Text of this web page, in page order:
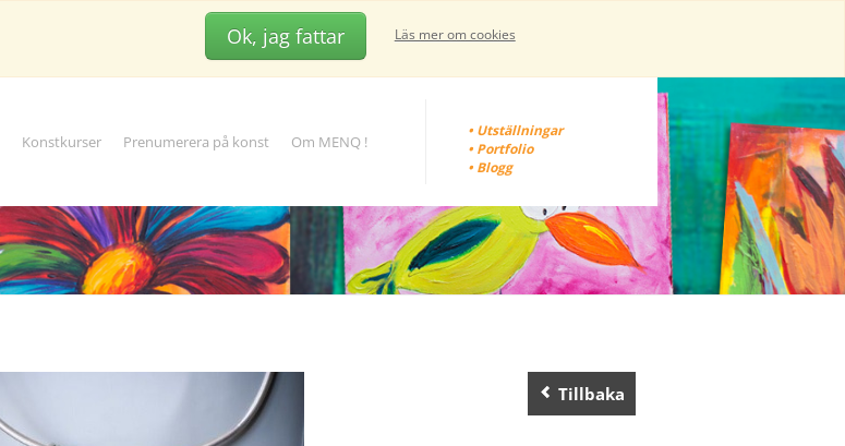
Ok, jag fattar Läs mer om cookies
Konstkurser Prenumerera på konst Om MENQ !
• Utställningar
• Portfolio
• Blogg
Tillbaka